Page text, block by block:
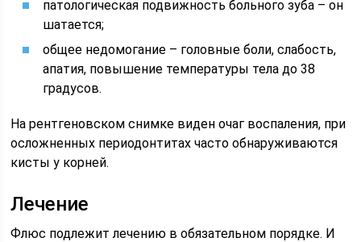
патологическая подвижность больного зуба – он
шатается;
общее недомогание – головные боли, слабость,
апатия, повышение температуры тела до 38
градусов.
На рентгеновском снимке виден очаг воспаления, при
осложненных периодонтитах часто обнаруживаются
кисты у корней.
Лечение
Флюс подлежит лечению в обязательном порядке. И